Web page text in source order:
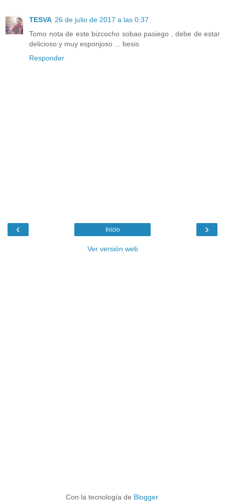
TESVA 26 de julio de 2017 a las 0:37
Tomo nota de este bizcocho sobao pasiego , debe de estar
delicioso y muy esponjoso ... besis
Responder
‹ ›
Inicio
Ver versión web
Con la tecnología de Blogger.